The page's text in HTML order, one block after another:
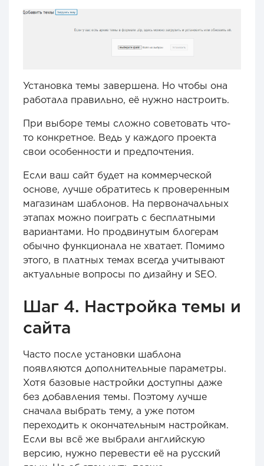
Установка темы завершена. Но чтобы она
работала правильно, её нужно настроить.
При выборе темы сложно советовать что-
то конкретное. Ведь у каждого проекта
свои особенности и предпочтения.
Если ваш сайт будет на коммерческой
основе, лучше обратитесь к проверенным
магазинам шаблонов. На первоначальных
этапах можно поиграть с бесплатными
вариантами. Но продвинутым блогерам
обычно функционала не хватает. Помимо
этого, в платных темах всегда учитывают
актуальные вопросы по дизайну и SEO.
Шаг 4. Настройка темы и
сайта
Часто после установки шаблона
появляются дополнительные параметры.
Хотя базовые настройки доступны даже
без добавления темы. Поэтому лучше
сначала выбрать тему, а уже потом
переходить к окончательным настройкам.
Если вы всё же выбрали английскую
версию, нужно перевести её на русский